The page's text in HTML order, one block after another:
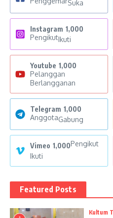
Suka
Instagram 1,000
PengikutIkuti
Youtube 1,000
Pelanggan
Berlangganan
Telegram 1,000
AnggotaGabung
Vimeo 1,000Pengikut
Ikuti
Featured Posts
Kultum